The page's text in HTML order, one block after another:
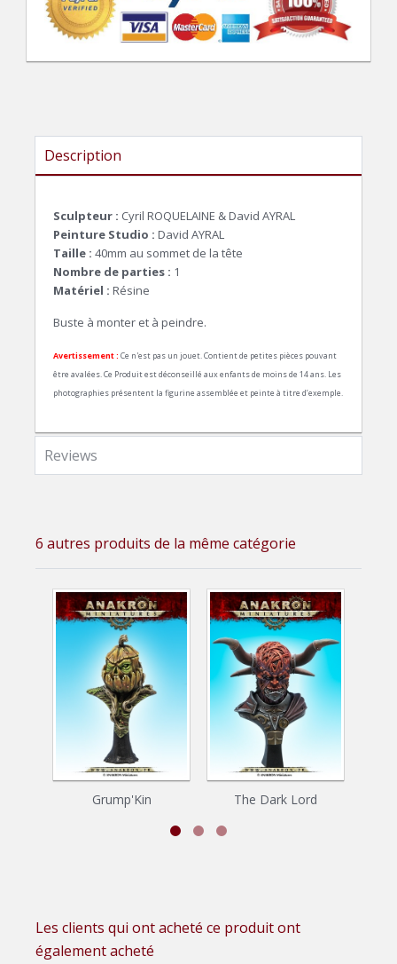
Description
Sculpteur : Cyril ROQUELAINE & David AYRAL
Peinture Studio : David AYRAL
Taille : 40mm au sommet de la tête
Nombre de parties : 1
Matériel : Résine
Buste à monter et à peindre.
Avertissement : Ce n'est pas un jouet. Contient de petites pièces pouvant
être avalées. Ce Produit est déconseillé aux enfants de moins de 14 ans. Les
photographies présentent la figurine assemblée et peinte à titre d’exemple.
Reviews
6 autres produits de la même catégorie
Grump'Kin The Dark Lord
Les clients qui ont acheté ce produit ont
également acheté